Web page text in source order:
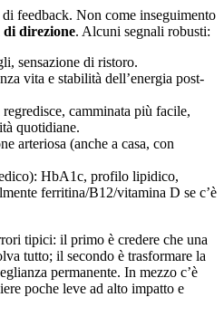
feedback. Non come inseguimento
di direzione. Alcuni segnali robusti:
sensazione di ristoro.
vita e stabilità dell’energia post-
camminata più facile,
quotidiane.
arteriosa (anche a casa, con
HbA1c, profilo lipidico,
ferritina/B12/vitamina D se c’è
tipici: il primo è credere che una
tutto; il secondo è trasformare la
permanente. In mezzo c’è
poche leve ad alto impatto e